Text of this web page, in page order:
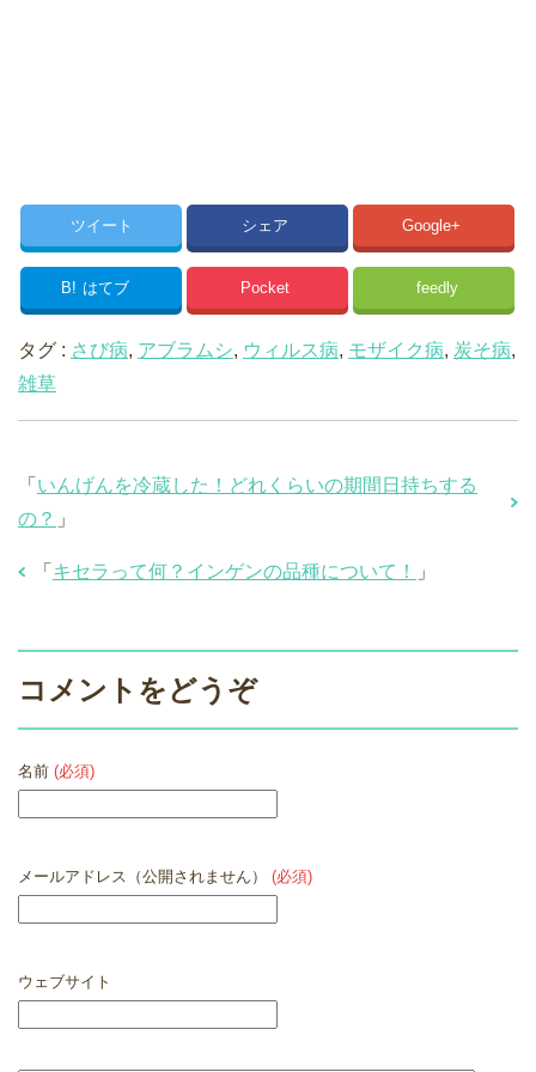
ツイート シェア Google+
B! はてブ Pocket feedly
タグ : さび病, アブラムシ, ウィルス病, モザイク病, 炭そ病,
雑草
「 いんげんを冷蔵した！どれくらいの期間日持ちする
の？ 」
「 キセラって何？インゲンの品種について！ 」
コメントをどうぞ
名前 (必須)
メールアドレス（公開されません） (必須)
ウェブサイト